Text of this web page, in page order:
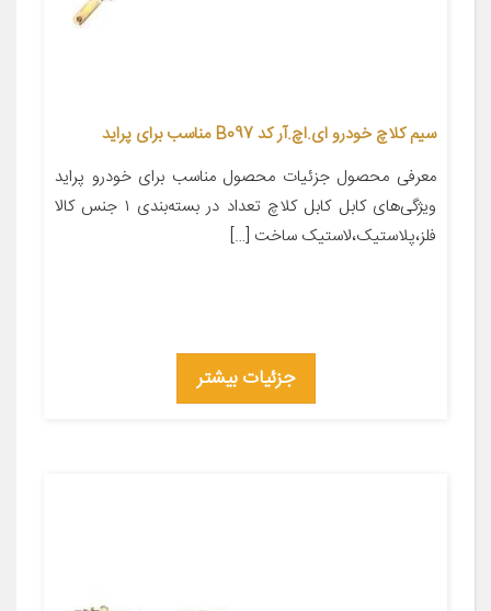
سیم کلاچ خودرو ای.اچ.آر کد B097 مناسب برای پراید
معرفی محصول جزئیات محصول مناسب برای خودرو پراید
ویژگی‌های کابل کابل کلاچ تعداد در بسته‌بندی ۱ جنس کالا
فلز،پلاستیک،لاستیک ساخت […]
جزئیات بیشتر